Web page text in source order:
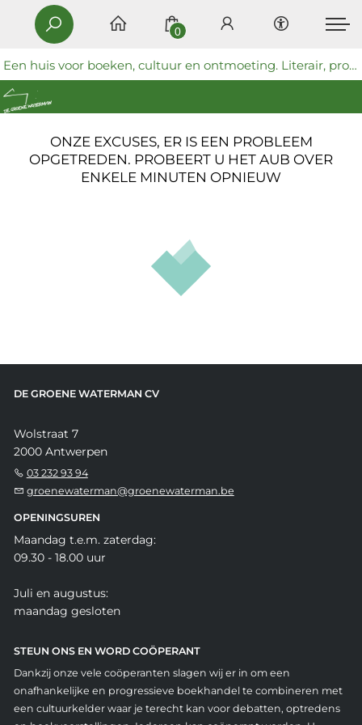
Een huis voor boeken, cultuur en ontmoeting. Literair, progressief en coöperatief.
0
ONZE EXCUSES, ER IS EEN PROBLEEM
OPGETREDEN. PROBEERT U HET AUB OVER
ENKELE MINUTEN OPNIEUW
DE GROENE WATERMAN CV
Wolstraat 7
2000 Antwerpen
03 232 93 94
groenewaterman@groenewaterman.be
OPENINGSUREN
Maandag t.e.m. zaterdag:
09.30 - 18.00 uur
Juli en augustus:
maandag gesloten
STEUN ONS EN WORD COÖPERANT
Dankzij onze vele coöperanten slagen wij er in om een
onafhankelijke en progressieve boekhandel te combineren met
een cultuurkelder waar je terecht kan voor debatten, optredens